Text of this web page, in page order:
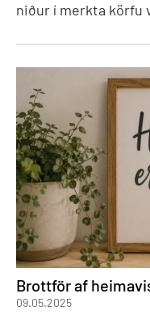
niður í merkta körfu
Brottför af
09.05.2025